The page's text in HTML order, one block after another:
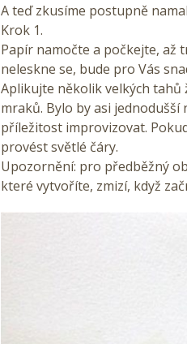
A teď zkusíme postupně
Krok 1.
Papír namočte a počkejte, až
neleskne se, bude pro Vás
Aplikujte několik velkých tahů
mraků. Bylo by asi
příležitost improvizovat.
provést světlé čáry.
Upozornění: pro předběžný
které vytvoříte, zmizí, když